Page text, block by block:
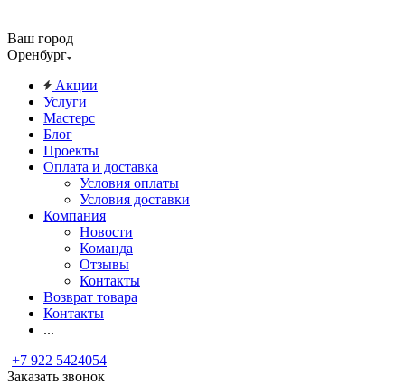
Ваш город
Оренбург
Акции
Услуги
Мастерс
Блог
Проекты
Оплата и доставка
Условия оплаты
Условия доставки
Компания
Новости
Команда
Отзывы
Контакты
Возврат товара
Контакты
...
+7 922 5424054
Заказать звонок